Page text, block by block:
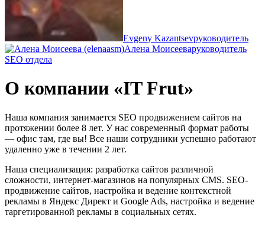
Evgeny Kazantsevруководитель
Алена Моисееваруководитель
SEO отдела
О компании «IT Frut»
Наша компания занимается SEO продвижением сайтов на
протяжении более 8 лет. У нас современный формат работы
— офис там, где вы! Все наши сотрудники успешно работают
удаленно уже в течении 2 лет.
Наша специализация: разработка сайтов различной
сложности, интернет-магазинов на популярных CMS. SEO-
продвижение сайтов, настройка и ведение контекстной
рекламы в Яндекс Директ и Google Ads, настройка и ведение
таргетированной рекламы в социальных сетях.